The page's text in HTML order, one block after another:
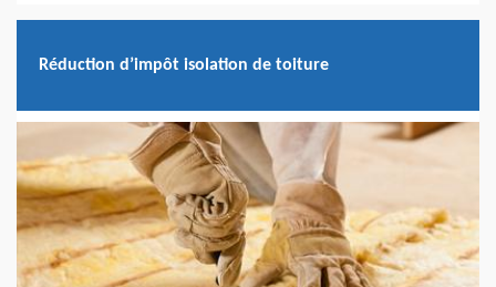
Réduction d’impôt isolation de toiture